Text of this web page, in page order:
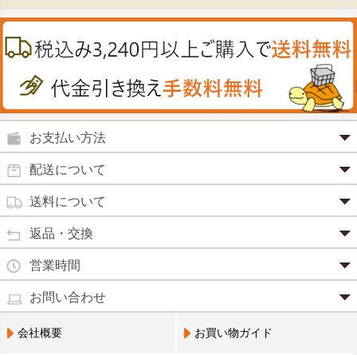
肌・皮膚のお薬
絆創膏
殺菌消毒液
鼻炎薬
強心剤
目薬
水虫薬
痔の薬
口中薬
肝油
鉄
ノコギリヤシ
グルコサミン
田七人参
イチョウ葉
カルシウム
クロレラ
コラーゲン
ビフィズス
うどん・そば
喜多方ラーメン
カレー・シチュー
お支払い方法
クレジットカード(1 回払いのみ)
SSL 認証で暗号化処理していますので、 安心して
ご利用いただけます。
代金引換
宅配員に現金でお支払いください。手数料100円。
3,240円(税込)以上で手数料無料です。※ご注文者
のご住所とお届け先のご住所が 異なる場合はご利
配送について
商品は日本郵便にて発送致します。
通常2～4営業日以内に発送致します。 メーカー取り寄せ商
品、土日祝日、年末年始、弊社の休業日をはさむ場合は、4
～5営業日以上かかる場合もございます。
(営業日カレンダー参照)
※現在、救急箱・乳製品宅配をご利用のお客様は、担当営業
員によるお届けとさせていただきます。
送料について
通常商品
北海道・沖縄800円
送料無料
返品・交換
・お届け商品の交換・返品をご希望の場合は、
週間以内にメールまたはお電話にてご連絡ください。
・お客様のご都合による交換・返品の場合、送料はお客様負
担となります。また返金の際にかかる振込手数料はお客様の
ご負担となります。
営業時間
・営業時間は、9：00～17：00
となっております。（※土日祝祭日を除く）
・お電話でのご連絡は営業時間内にお願い致します。
お問い合わせ
電話でのお問い合わせ(平日9:00～17:00)
0798-33-9985
会社概要 お買い物ガイド